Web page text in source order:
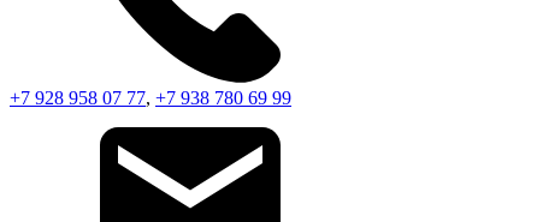
+7 928 958 07 77, +7 938 780 69 99